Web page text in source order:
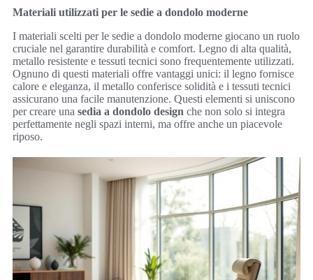
Materiali utilizzati per le sedie a dondolo moderne
I materiali scelti per le sedie a dondolo moderne giocano un ruolo
cruciale nel garantire durabilità e comfort. Legno di alta qualità,
metallo resistente e tessuti tecnici sono frequentemente utilizzati.
Ognuno di questi materiali offre vantaggi unici: il legno fornisce
calore e eleganza, il metallo conferisce solidità e i tessuti tecnici
assicurano una facile manutenzione. Questi elementi si uniscono
per creare una sedia a dondolo design che non solo si integra
perfettamente negli spazi interni, ma offre anche un piacevole
riposo.